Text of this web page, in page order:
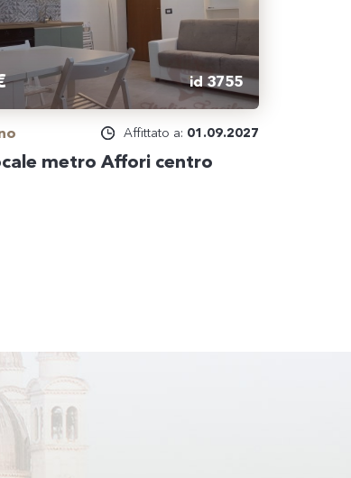
id 3755
Affittato a: 01.09.2027
metro Affori centro